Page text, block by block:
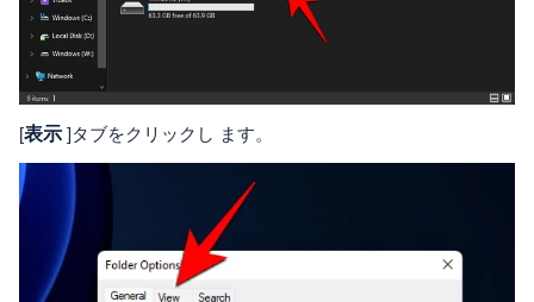
[表示 ]タブをクリックし ます。